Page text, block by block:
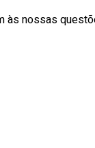
às nossas